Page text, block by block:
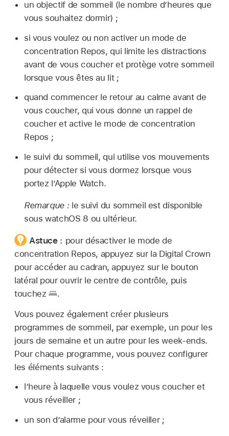
un objectif de sommeil (le nombre d’heures que
vous souhaitez dormir) ;
si vous voulez ou non activer un mode de
concentration Repos, qui limite les distractions
avant de vous coucher et protège votre sommeil
lorsque vous êtes au lit ;
quand commencer le retour au calme avant de
vous coucher, qui vous donne un rappel de
coucher et active le mode de concentration
Repos ;
le suivi du sommeil, qui utilise vos mouvements
pour détecter si vous dormez lorsque vous
portez l’Apple Watch.
Remarque : le suivi du sommeil est disponible
sous watchOS 8 ou ultérieur.
Astuce : pour désactiver le mode de
concentration Repos, appuyez sur la Digital Crown
pour accéder au cadran, appuyez sur le bouton
latéral pour ouvrir le centre de contrôle, puis
touchez
.
Vous pouvez également créer plusieurs
programmes de sommeil, par exemple, un pour les
jours de semaine et un autre pour les week-ends.
Pour chaque programme, vous pouvez configurer
les éléments suivants :
l’heure à laquelle vous voulez vous coucher et
vous réveiller ;
un son d’alarme pour vous réveiller ;